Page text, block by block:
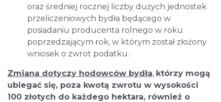
oraz średniej rocznej liczby dużych jednostek
przeliczeniowych bydła będącego w
posiadaniu producenta rolnego w roku
poprzedzającym rok, w którym został złożony
wniosek o zwrot podatku.
Zmiana dotyczy hodowców bydła, którzy mogą
ubiegać się, poza kwotą zwrotu w wysokości
100 złotych do każdego hektara, również o